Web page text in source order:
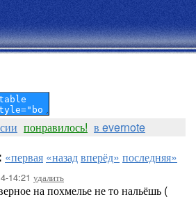
понравилось! в evernote
«первая «назадвперёд» последняя»
14:21 удалить
на похмелье не то нальёшь (